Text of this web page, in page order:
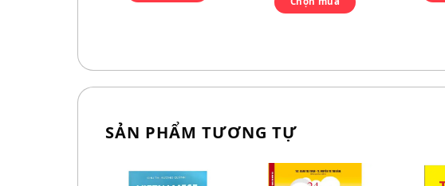
SẢN PHẨM TƯƠNG TỰ